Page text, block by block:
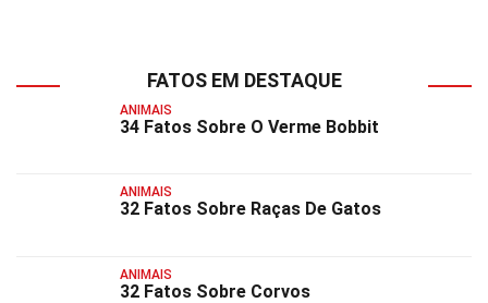
FATOS EM DESTAQUE
ANIMAIS
34 Fatos Sobre O Verme Bobbit
ANIMAIS
32 Fatos Sobre Raças De Gatos
ANIMAIS
32 Fatos Sobre Corvos